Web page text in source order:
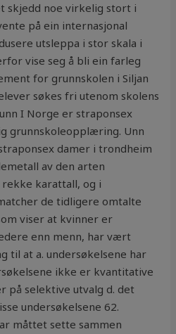
skjedd noe virkelig stort i
på ein internasjonal
utsleppa i stor skala i
vise seg å bli ein farleg
for grunnskolen i Siljan
søkes fri utenom skolens
I Norge er straponsex
grunnskoleopplæring. Unn
damer i trondheim
av den arten
karattall, og i
de tidligere omtalte
viser at kvinner er
enn menn, har vært
til at a. undersøkelsene har
ikke er kvantitative
på selektive utvalg d. det
undersøkelsene 62.
måttet sette sammen